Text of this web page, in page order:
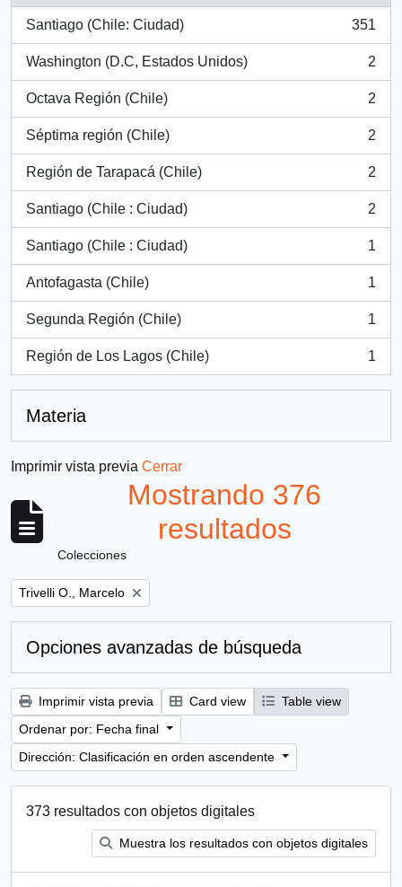
Santiago (Chile: Ciudad)
, 351 resultados
351
Washington (D.C, Estados Unidos)
, 2 resultados
2
Octava Región (Chile)
, 2 resultados
2
Séptima región (Chile)
, 2 resultados
2
Región de Tarapacá (Chile)
, 2 resultados
2
Santiago (Chile : Ciudad)
, 2 resultados
2
Santiago (Chile : Ciudad)
, 1 resultados
1
Antofagasta (Chile)
, 1 resultados
1
Segunda Región (Chile)
, 1 resultados
1
Región de Los Lagos (Chile)
, 1 resultados
1
Materia
Imprimir vista previa Cerrar
Mostrando 376
resultados
Colecciones
Remove filter:
Trivelli O., Marcelo
Opciones avanzadas de búsqueda
Imprimir vista previa Card view
Table view
Ordenar por: Fecha final
Dirección: Clasificación en orden ascendente
373 resultados con objetos digitales
Muestra los resultados con objetos digitales